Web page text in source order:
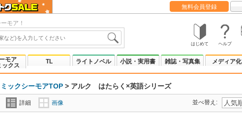
無料会員登録
モア！
はじめて ヘルプ
モア
ックス
TL ライトノベル 小説・実用書 雑誌・写真集 メディア化
ックシーモアTOP > アルク はたらく×英語シリーズ
詳細 画像 並べ替え: